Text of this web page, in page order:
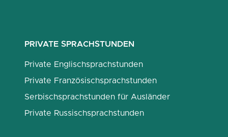
PRIVATE SPRACHSTUNDEN
Private Englischsprachstunden
Private Französischsprachstunden
Serbischsprachstunden für Ausländer
Private Russischsprachstunden